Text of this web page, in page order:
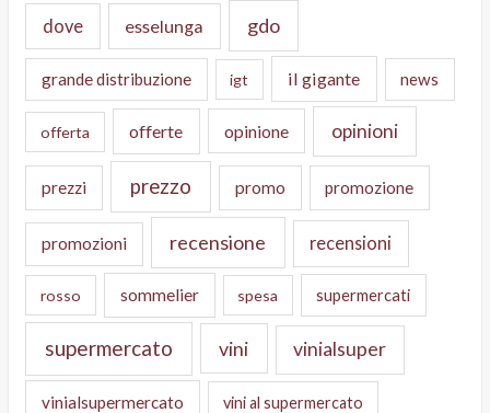
dove esselunga gdo
grande distribuzione igt il gigante news
offerta offerte opinione opinioni
prezzi prezzo promo promozione
promozioni recensione recensioni
rosso sommelier spesa supermercati
supermercato vini vinialsuper
vinialsupermercato vini al supermercato